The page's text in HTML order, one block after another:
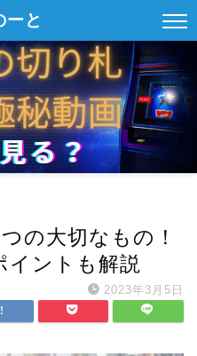
ーと
の大切なもの！
イントも解説
2023年3月5日